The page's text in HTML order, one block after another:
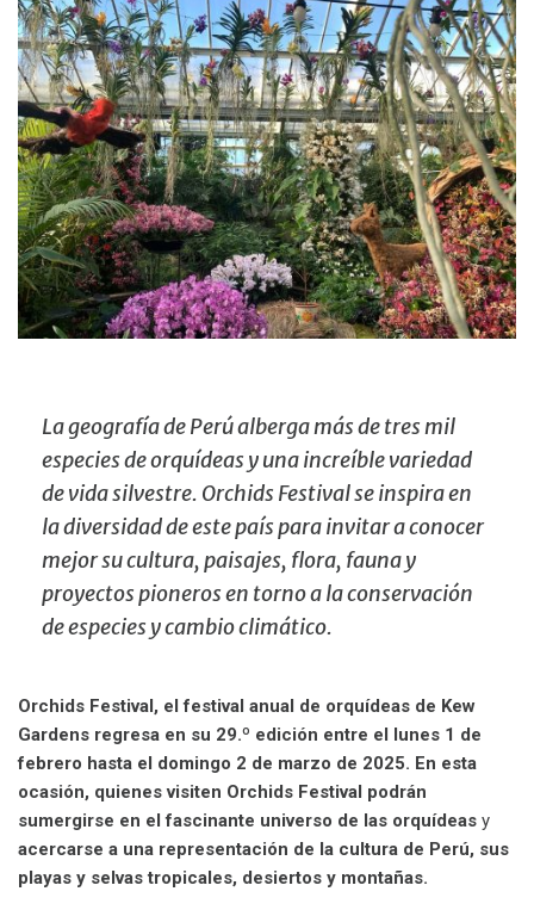
La geografía de Perú alberga más de tres mil
especies de orquídeas y una increíble variedad
de vida silvestre. Orchids Festival se inspira en
la diversidad de este país para invitar a conocer
mejor su cultura, paisajes, flora, fauna y
proyectos pioneros en torno a la conservación
de especies y cambio climático.
Orchids Festival, el festival anual de orquídeas de Kew
Gardens regresa en su 29.º edición entre el lunes 1 de
febrero hasta el domingo 2 de marzo de 2025. En esta
ocasión, quienes visiten Orchids Festival podrán
sumergirse en el fascinante universo de las orquídeas y
acercarse a una representación de la cultura de Perú, sus
playas y selvas tropicales, desiertos y montañas.